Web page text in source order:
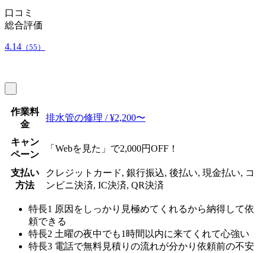
口コミ
総合評価
4.14 （55）
作業料
金
排水管の修理 / ¥2,200〜
キャン
ペーン
「Webを見た」で2,000円OFF！
支払い
方法
クレジットカード, 銀行振込, 後払い, 現金払い, コ
ンビニ決済, IC決済, QR決済
特長1 原因をしっかり見極めてくれるから納得して依
頼できる
特長2 土曜の夜中でも1時間以内に来てくれて心強い
特長3 電話で無料見積りの流れが分かり依頼前の不安